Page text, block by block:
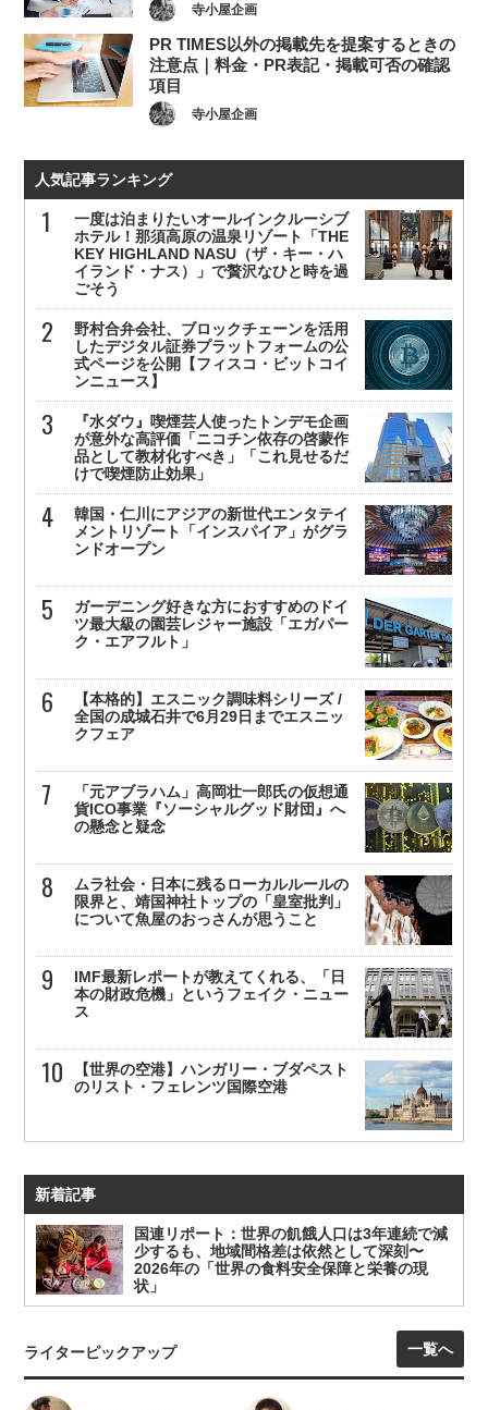
寺小屋企画
PR TIMES以外の掲載先を提案するときの
注意点｜料金・PR表記・掲載可否の確認
項目
寺小屋企画
人気記事ランキング
一度は泊まりたいオールインクルーシブ
ホテル！那須高原の温泉リゾート「THE
KEY HIGHLAND NASU（ザ・キー・ハ
イランド・ナス）」で贅沢なひと時を過
ごそう
野村合弁会社、ブロックチェーンを活用
したデジタル証券プラットフォームの公
式ページを公開【フィスコ・ビットコイ
ンニュース】
『水ダウ』喫煙芸人使ったトンデモ企画
が意外な高評価「ニコチン依存の啓蒙作
品として教材化すべき」「これ見せるだ
けで喫煙防止効果」
韓国・仁川にアジアの新世代エンタテイ
メントリゾート「インスパイア」がグラ
ンドオープン
ガーデニング好きな方におすすめのドイ
ツ最大級の園芸レジャー施設「エガパー
ク・エアフルト」
【本格的】エスニック調味料シリーズ /
全国の成城石井で6月29日までエスニッ
クフェア
「元アブラハム」高岡壮一郎氏の仮想通
貨ICO事業『ソーシャルグッド財団』へ
の懸念と疑念
ムラ社会・日本に残るローカルルールの
限界と、靖国神社トップの「皇室批判」
について魚屋のおっさんが思うこと
IMF最新レポートが教えてくれる、「日
本の財政危機」というフェイク・ニュー
ス
【世界の空港】ハンガリー・ブダペスト
のリスト・フェレンツ国際空港
新着記事
国連リポート：世界の飢餓人口は3年連続で減
少するも、地域間格差は依然として深刻〜
2026年の「世界の食料安全保障と栄養の現
状」
ライターピックアップ 一覧へ